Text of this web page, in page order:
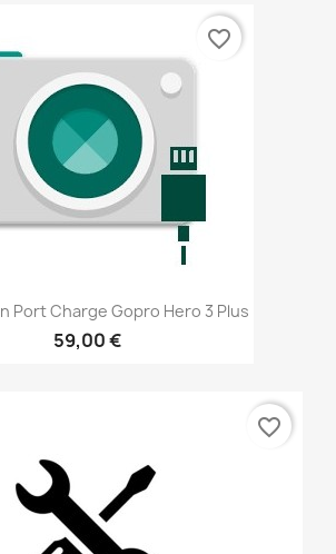
Port Charge Gopro Hero 3 Plus
59,00 €
favorite_border
favorite_border